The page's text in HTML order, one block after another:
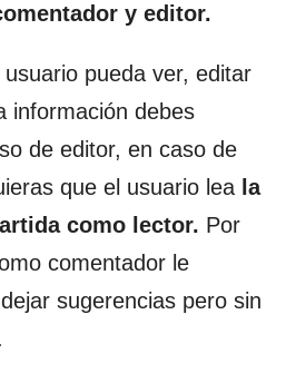
y editor.
pueda ver, editar
información debes
de editor, en caso de
que el usuario lea la
como lector. Por
comentador le
sugerencias pero sin